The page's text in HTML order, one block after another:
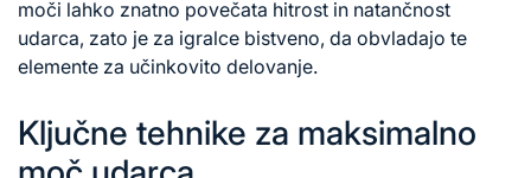
moči lahko znatno povečata hitrost in natančnost
udarca, zato je za igralce bistveno, da obvladajo te
elemente za učinkovito delovanje.
Ključne tehnike za maksimalno